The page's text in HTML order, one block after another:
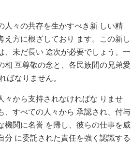
々の共存を生かすべき新 しい精
方に根ざしており ます。この新し
、未だ長い 途次が必要でしょう。一
相 互尊敬の念と、各民族間の兄弟愛
ばなりません。
から支持されなければな りませ
、すべての人々から 承認され、付与
機関に名誉 を帰し、彼らの仕事を威
に委託された責任を強く認識する